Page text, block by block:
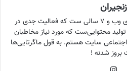
زنجیران
هم‌بنیانگذار ماگرتا ، عاشق دنیای وب و ۷ سالی ست که فعالیت جدی در
محتوایی‌ست که مورد نیاز مخاطبان
سایت هستم. به قول ماگرتایی‌ها
بروز شدنه !